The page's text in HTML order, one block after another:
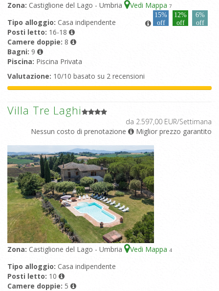
Zona: Castiglione del Lago - Umbria Vedi Mappa 7
15%
off
12%
off
6%
off
Tipo alloggio: Casa indipendente
Posti letto: 16-18
Camere doppie: 8
Bagni: 9
Piscina: Piscina Privata
Valutazione: 10/10 basato su 2 recensioni
Villa Tre Laghi
da 2.597,00 EUR/Settimana
Nessun costo di prenotazione
Miglior prezzo garantito
Zona: Castiglione del Lago - Umbria Vedi Mappa 4
Tipo alloggio: Casa indipendente
Posti letto: 10
Camere doppie: 5